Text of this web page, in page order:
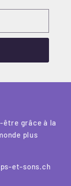
être grâce à la
plus
et-sons.ch